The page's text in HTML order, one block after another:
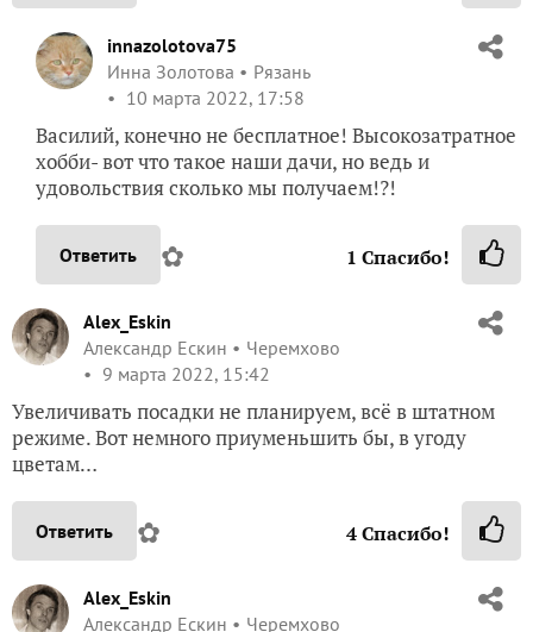
innazolotova75
Инна Золотова
Рязань
10 марта 2022, 17:58
Василий, конечно не бесплатное! Высокозатратное
хобби- вот что такое наши дачи, но ведь и
удовольствия сколько мы получаем!?!
Ответить ✿ 1 Спасибо!
Alex_Eskin
Александр Ескин
Черемхово
9 марта 2022, 15:42
Увеличивать посадки не планируем, всё в штатном
режиме. Вот немного приуменьшить бы, в угоду
цветам…
Ответить ✿ 4Спасибо!
Alex_Eskin
Александр Ескин
Черемхово